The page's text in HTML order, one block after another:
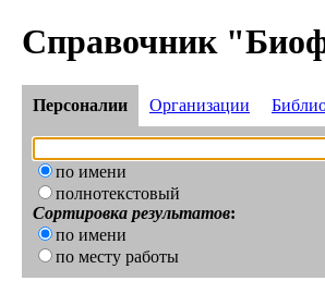
Справочник
Персоналии Организации
по имени
полнотекстовый
Сортировка результатов:
по имени
по месту работы